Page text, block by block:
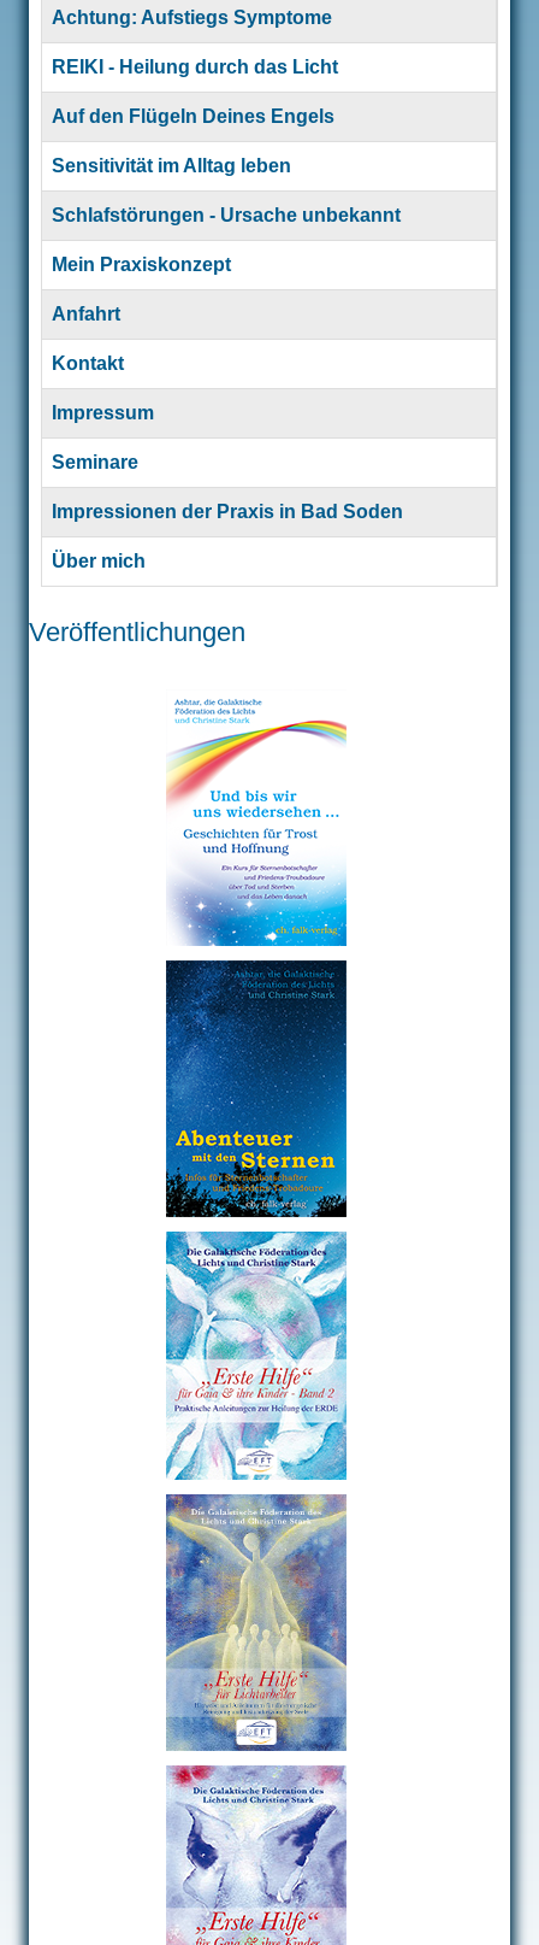
Achtung: Aufstiegs Symptome
REIKI - Heilung durch das Licht
Auf den Flügeln Deines Engels
Sensitivität im Alltag leben
Schlafstörungen - Ursache unbekannt
Mein Praxiskonzept
Anfahrt
Kontakt
Impressum
Seminare
Impressionen der Praxis in Bad Soden
Über mich
Veröffentlichungen